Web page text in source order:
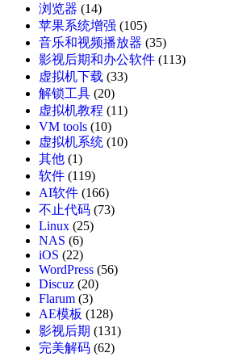
浏览器 (14)
苹果系统增强 (105)
音乐和视频播放器 (35)
影视后期和办公软件 (113)
虚拟机下载 (33)
解锁工具 (20)
虚拟机教程 (11)
VM tools (10)
虚拟机系统 (10)
其他 (1)
软件 (119)
AI软件 (166)
不止代码 (73)
Linux (25)
NAS (6)
iOS (22)
WordPress (56)
Discuz (20)
Flarum (3)
AE模板 (128)
影视后期 (131)
完美解码 (62)